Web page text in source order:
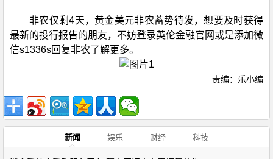
非农仅剩4天，黄金美元非农蓄势待发，想要及时获得
最新的投行报告的朋友，不妨登录英伦金融官网或是添加微
信s1336s回复非农了解更多。
责编：乐小编
新闻 娱乐 财经 科技